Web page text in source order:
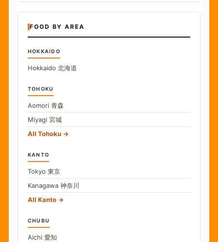
FOOD BY AREA
HOKKAIDO
Hokkaido 北海道
TOHOKU
Aomori 青森
Miyagi 宮城
All Tohoku
KANTO
Tokyo 東京
Kanagawa 神奈川
All Kanto
CHUBU
Aichi 愛知